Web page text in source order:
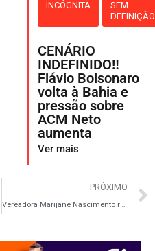
INCÓGNITA
SEM
DEFINIÇÃO
CENÁRIO
INDEFINIDO‼️
Flávio Bolsonaro
volta à Bahia e
pressão sobre
ACM Neto
aumenta
Ver mais
PRÓXIMO
Vereadora Marijane Nascimento recebe Medalha do Mérito Humanitário da ABFIP em Salvador